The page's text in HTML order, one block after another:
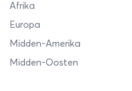
Afrika
Europa
Midden-Amerika
Midden-Oosten